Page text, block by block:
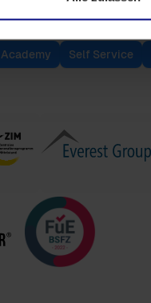
Academy Self Service